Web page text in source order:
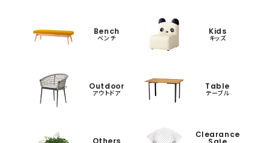
Bench
ベンチ
Kids
キッズ
Outdoor
アウトドア
Table
テーブル
Others
Clearance